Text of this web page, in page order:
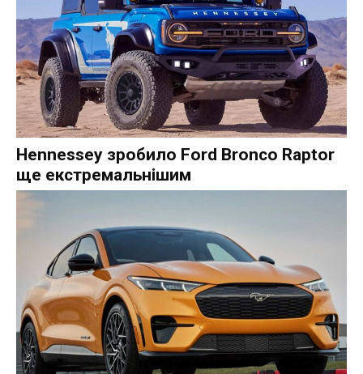
Hennessey зробило Ford Bronco Raptor
ще екстремальнішим